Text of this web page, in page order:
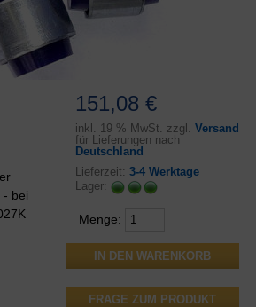
151,08 €
inkl. 19 % MwSt. zzgl. Versand
für Lieferungen nach
Deutschland
Lieferzeit: 3-4 Werktage
Lager:
Menge:
FRAGE ZUM PRODUKT
- bei